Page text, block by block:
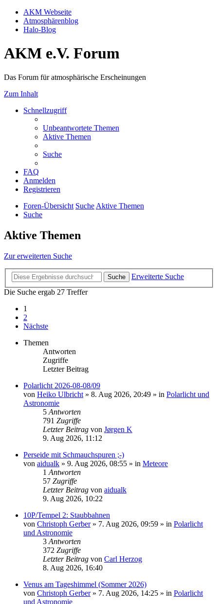
AKM Webseite
Atmosphärenblog
Halo-Blog
AKM e.V. Forum
Das Forum für atmosphärische Erscheinungen
Zum Inhalt
Schnellzugriff
Unbeantwortete Themen
Aktive Themen
Suche
FAQ
Anmelden
Registrieren
Foren-Übersicht Suche Aktive Themen
Suche
Aktive Themen
Zur erweiterten Suche
Suche
Erweiterte Suche
Die Suche ergab 27 Treffer
1
2
Nächste
Themen
Antworten
Zugriffe
Letzter Beitrag
Polarlicht 2026-08-08/09
von Heiko Ulbricht » 8. Aug 2026, 20:49 » in Polarlicht und
Astronomie
5 Antworten
791 Zugriffe
Letzter Beitrag von Jørgen K
9. Aug 2026, 11:12
Perseide mit Schmauchspuren ;-)
von aidualk » 9. Aug 2026, 08:55 » in Meteore
1 Antworten
57 Zugriffe
Letzter Beitrag von aidualk
9. Aug 2026, 10:22
10P/Tempel 2: Staubbahnen
von Christoph Gerber» 7. Aug 2026, 09:59 » in Polarlicht
und Astronomie
3 Antworten
372 Zugriffe
Letzter Beitrag von Carl Herzog
8. Aug 2026, 16:40
Venus am Tageshimmel (Sommer 2026)
von Christoph Gerber» 7. Aug 2026, 14:25 » in Polarlicht
und Astronomie